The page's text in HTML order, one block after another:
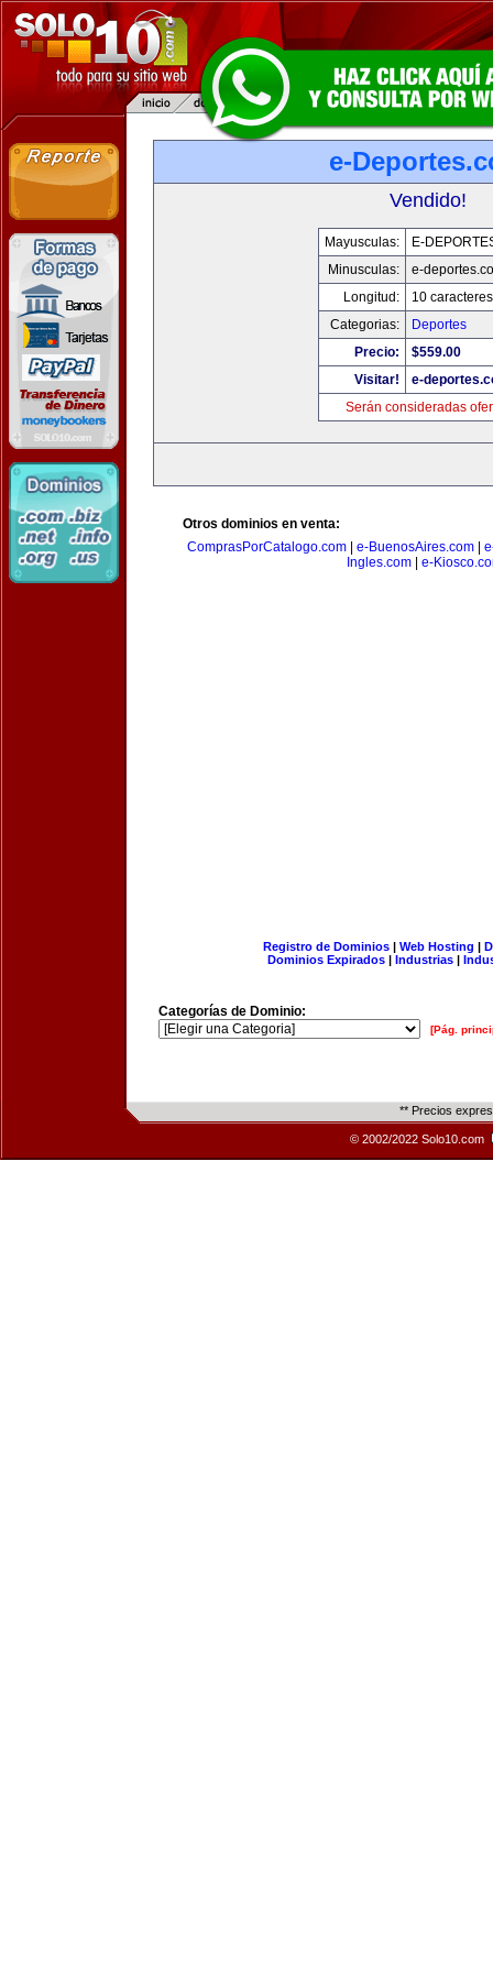
e-
Vendido!
Mayusculas:
E-
Minusculas:
e-
Longitud:
10 caracteres
Categorias:
Deportes
Precio:
$559.00
Visitar!
e-
Serán consideradas
Otros dominios en venta:
ComprasPorCatalogo.com| e-BuenosAires.com|
Ingles.com
e-
Registro de Dominios| Web Hosting |
Dominios Expirados | Industrias |
Categorías de Dominio:
[Pág.
** Precios
© 2002/2022 Solo10.com